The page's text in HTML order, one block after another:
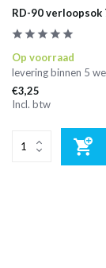
RD-90 verloopsok
Op voorraad
levering binnen 5
€3,25
Incl. btw